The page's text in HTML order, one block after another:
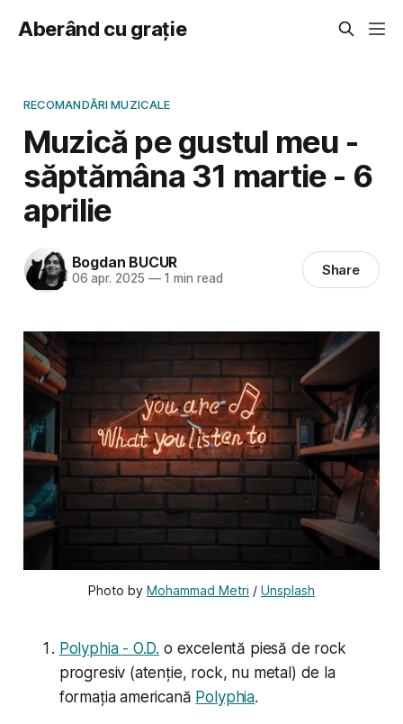
Aberând cu grație
RECOMANDĂRI MUZICALE
Muzică pe gustul meu -
săptămâna 31 martie - 6
aprilie
Bogdan BUCUR
06 apr. 2025 —1 min read Share
Photo by Mohammad Metri / Unsplash
Polyphia - O.D. o excelentă piesă de rock
progresiv (atenție, rock, nu metal) de la
formația americană Polyphia.